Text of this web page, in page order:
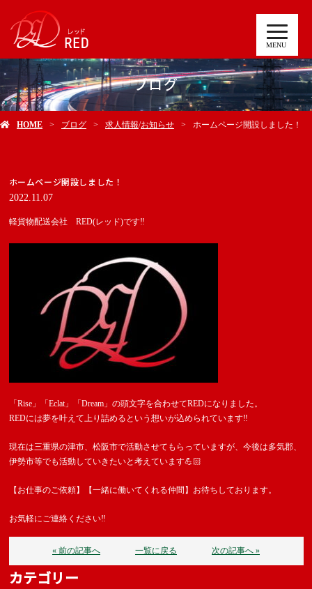
MENU
ブログ
HOME ブログ 求人情報/お知らせ ホームページ開設しました！
ホームページ開設しました！
2022.11.07
軽貨物配送会社 RED(レッド)です‼️
「Rise」「Eclat」「Dream」の頭文字を合わせてREDになりました。
REDには夢を叶えて上り詰めるという想いが込められています‼︎
現在は三重県の津市、松阪市で活動させてもらっていますが、今後は多気郡、
伊勢市等でも活動していきたいと考えています💪🏻
【お仕事のご依頼】【一緒に働いてくれる仲間】お待ちしております。
お気軽にご連絡ください‼︎
« 前の記事へ 一覧に戻る 次の記事へ »
カテゴリー